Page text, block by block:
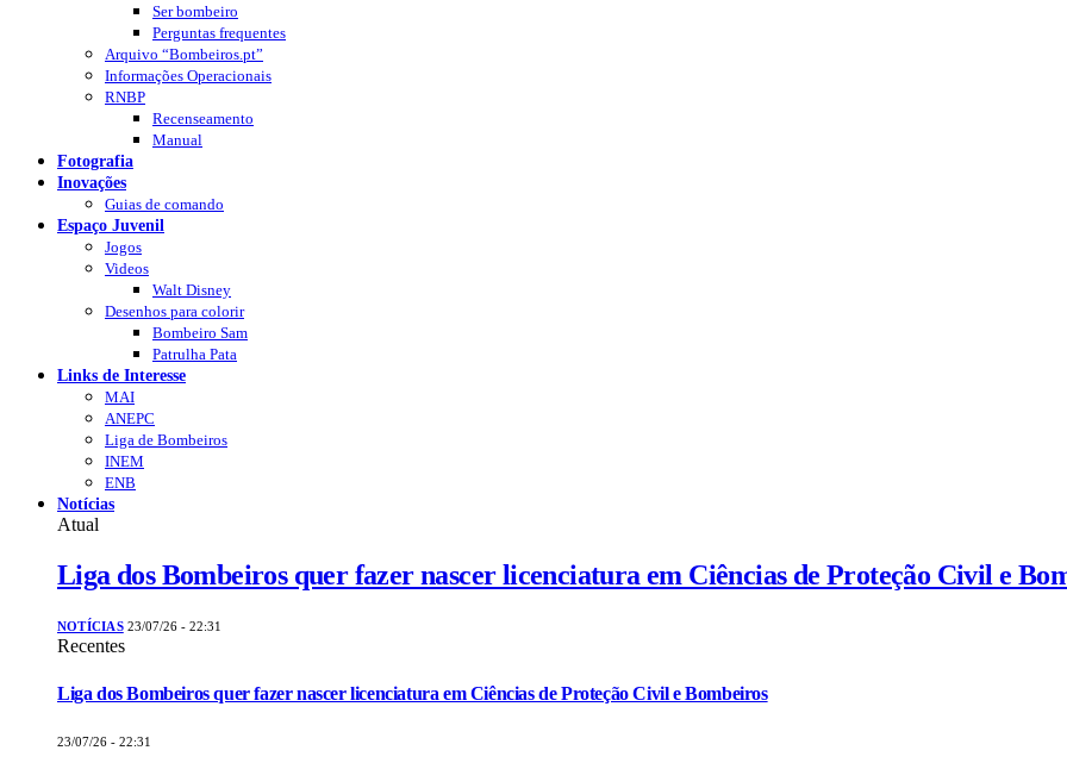
Ser bombeiro
Perguntas frequentes
Arquivo “Bombeiros.pt”
Informações Operacionais
RNBP
Recenseamento
Manual
Fotografia
Inovações
Guias de comando
Espaço Juvenil
Jogos
Videos
Walt Disney
Desenhos para colorir
Bombeiro Sam
Patrulha Pata
Links de Interesse
MAI
ANEPC
Liga de Bombeiros
INEM
ENB
Notícias
Atual
Liga dos Bombeiros quer fazer nascer licenciatura em Ciências de Proteção Civil e
NOTÍCIAS 23/07/26 - 22:31
Recentes
Liga dos Bombeiros quer fazer nascer licenciatura em Ciências de Proteção Civil e Bombeiros
23/07/26 - 22:31